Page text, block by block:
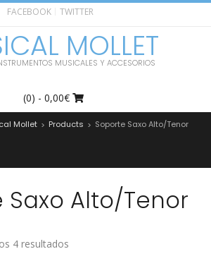
FACEBOOK TWITTER
MOLLET
MUSICALES Y ACCESORIOS
(0) - 0,00€
Mollet > Products > Soporte Saxo Alto/Tenor
Saxo Alto/Tenor
4 resultados